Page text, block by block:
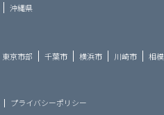
沖縄県
東京市部 千葉市 横浜市 川崎市 相
プライバシーポリシー